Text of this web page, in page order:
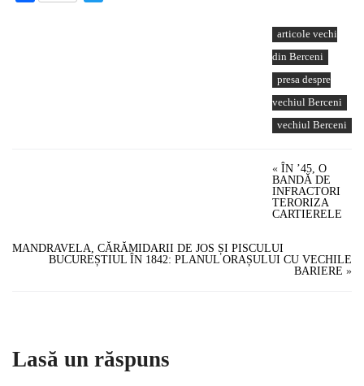
articole vechi
din Berceni
presa despre
vechiul Berceni
vechiul Berceni
« ÎN ’45, O
BANDĂ DE
INFRACTORI
TERORIZA
CARTIERELE
MANDRAVELA, CĂRĂMIDARII DE JOS ȘI PISCULUI
BUCUREȘTIUL ÎN 1842: PLANUL ORAȘULUI CU VECHILE
BARIERE »
Lasă un răspuns